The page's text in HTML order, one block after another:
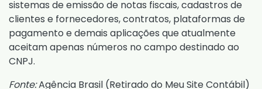
sistemas de emissão de notas fiscais, cadastros de
clientes e fornecedores, contratos, plataformas de
pagamento e demais aplicações que atualmente
aceitam apenas números no campo destinado ao
CNPJ.
Fonte:Agência Brasil (Retirado do Meu Site Contábil)